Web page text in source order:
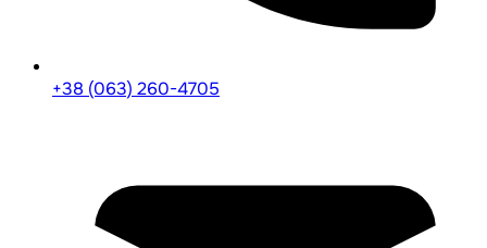
+38 (063) 260-4705